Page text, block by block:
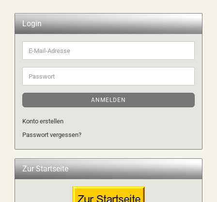
Login
E-
Mail-
Adresse
Passwort
ANMELDEN
Konto erstellen
Passwort vergessen?
Zur Startseite